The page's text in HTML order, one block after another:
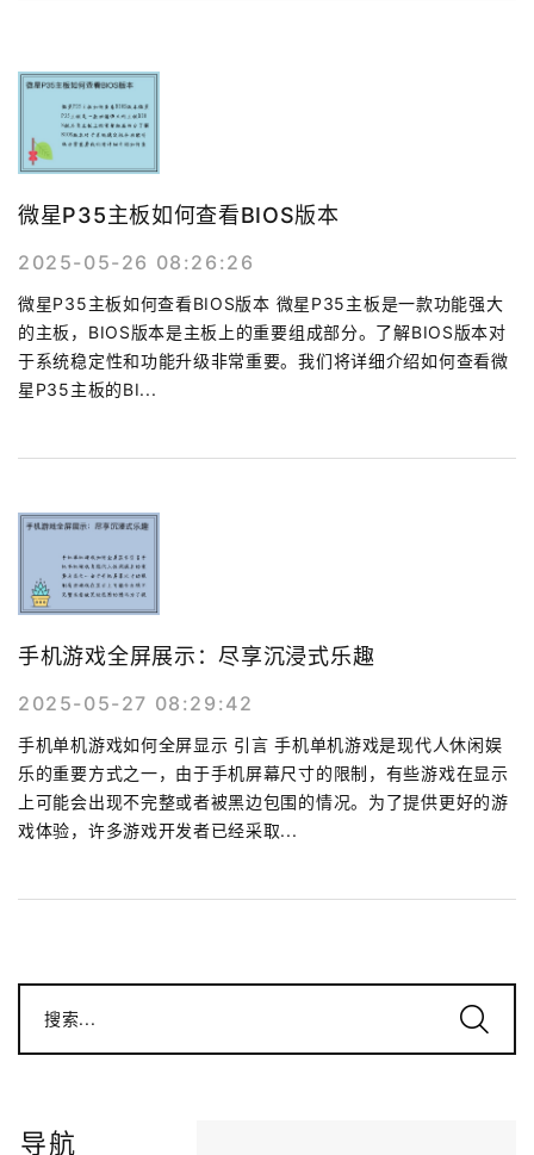
微星P35主板如何查看BIOS版本
2025-05-26 08:26:26
微星P35主板如何查看BIOS版本 微星P35主板是一款功能强大
的主板，BIOS版本是主板上的重要组成部分。了解BIOS版本对
于系统稳定性和功能升级非常重要。我们将详细介绍如何查看微
星P35主板的BI...
手机游戏全屏展示：尽享沉浸式乐趣
2025-05-27 08:29:42
手机单机游戏如何全屏显示 引言 手机单机游戏是现代人休闲娱
乐的重要方式之一，由于手机屏幕尺寸的限制，有些游戏在显示
上可能会出现不完整或者被黑边包围的情况。为了提供更好的游
戏体验，许多游戏开发者已经采取...
搜索...
导航